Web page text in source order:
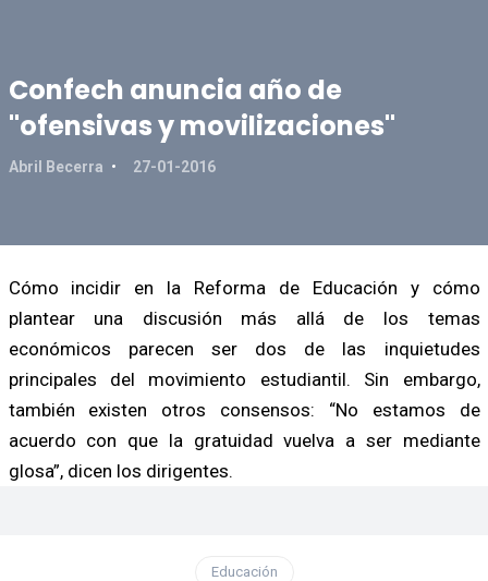
Confech anuncia año de
"ofensivas y movilizaciones"
Abril Becerra 27-01-2016
Cómo incidir en la Reforma de Educación y cómo
plantear una discusión más allá de los temas
económicos parecen ser dos de las inquietudes
principales del movimiento estudiantil. Sin embargo,
también existen otros consensos: “No estamos de
acuerdo con que la gratuidad vuelva a ser mediante
glosa”, dicen los dirigentes.
Educación